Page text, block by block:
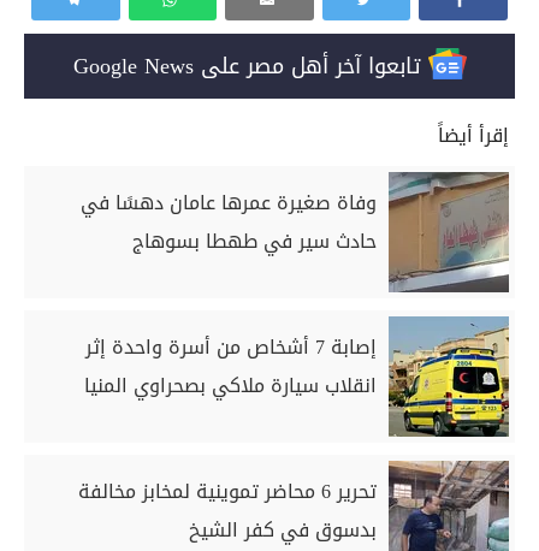
تابعوا آخر أهل مصر على Google News
إقرأ أيضاً
وفاة صغيرة عمرها عامان دهسًا في
حادث سير في طهطا بسوهاج
إصابة 7 أشخاص من أسرة واحدة إثر
انقلاب سيارة ملاكي بصحراوي المنيا
تحرير 6 محاضر تموينية لمخابز مخالفة
بدسوق في كفر الشيخ